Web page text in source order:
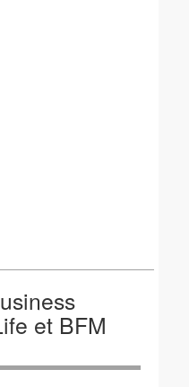
et BFM